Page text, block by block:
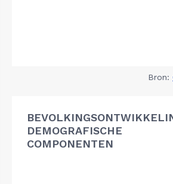
Bron:
DEMOGRAFISCHE
COMPONENTEN